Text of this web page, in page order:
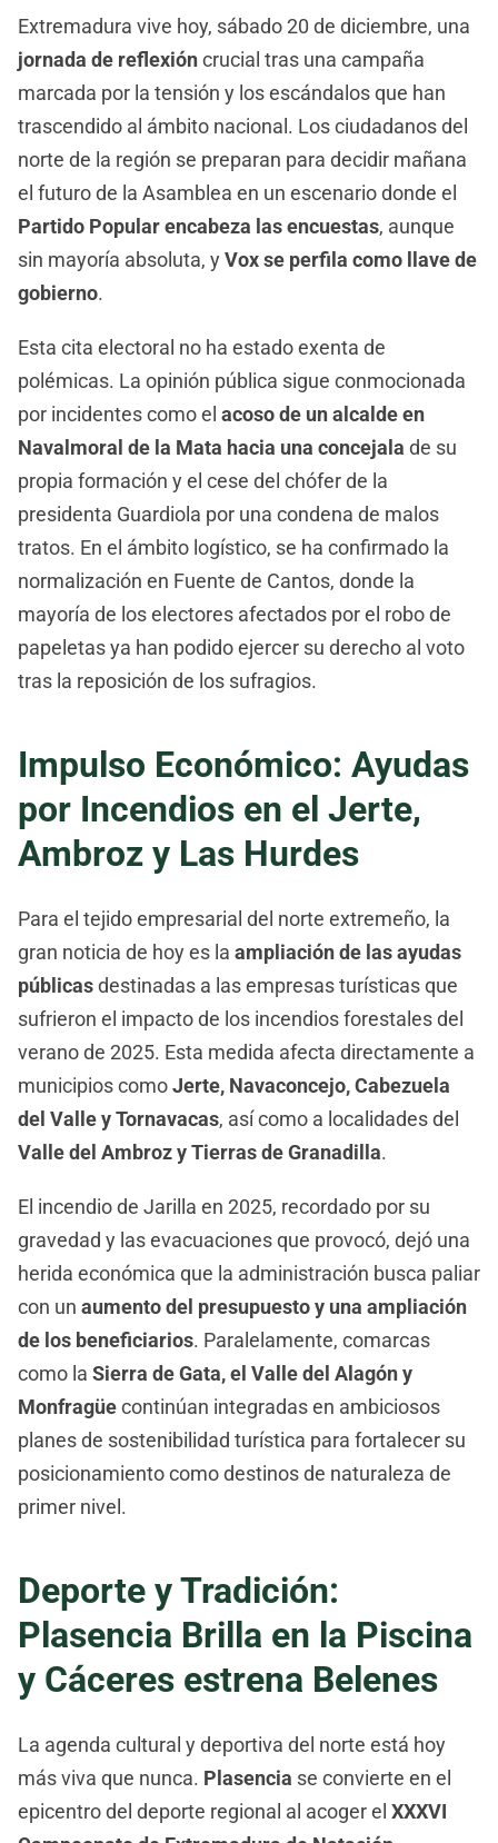
Extremadura vive hoy, sábado 20 de diciembre, una
jornada de reflexióncrucial tras una campaña
marcada por la tensión y los escándalos que han
trascendido al ámbito nacional. Los ciudadanos del
norte de la región se preparan para decidir mañana
el futuro de la Asamblea en un escenario donde el
Partido Popular encabeza las encuestas, aunque
sin mayoría absoluta, yVox se perfila como llave de
gobierno.
Esta cita electoral no ha estado exenta de
polémicas. La opinión pública sigue conmocionada
por incidentes como el acoso de un alcalde en
Navalmoral de la Mata hacia una concejala de su
propia formación y el cese del chófer de la
presidenta Guardiola por una condena de malos
tratos. En el ámbito logístico, se ha confirmado la
normalización en Fuente de Cantos, donde la
mayoría de los electores afectados por el robo de
papeletas ya han podido ejercer su derecho al voto
tras la reposición de los sufragios.
Impulso Económico: Ayudas
por Incendios en el Jerte,
Ambroz y Las Hurdes
Para el tejido empresarial del norte extremeño, la
gran noticia de hoy es la ampliación de las ayudas
públicasdestinadas a las empresas turísticas que
sufrieron el impacto de los incendios forestales del
verano de 2025. Esta medida afecta directamente a
municipios comoJerte, Navaconcejo, Cabezuela
del Valle y Tornavacas, así como a localidades del
Valle del Ambroz y Tierras de Granadilla.
El incendio de Jarilla en 2025, recordado por su
gravedad y las evacuaciones que provocó, dejó una
herida económica que la administración busca paliar
con un aumento del presupuesto y una ampliación
de los beneficiarios. Paralelamente, comarcas
como la Sierra de Gata, el Valle del Alagón y
Monfragüecontinúan integradas en ambiciosos
planes de sostenibilidad turística para fortalecer su
posicionamiento como destinos de naturaleza de
primer nivel.
Deporte y Tradición:
Plasencia Brilla en la Piscina
y Cáceres estrena Belenes
La agenda cultural y deportiva del norte está hoy
más viva que nunca. Plasencia se convierte en el
epicentro del deporte regional al acoger el XXXVI